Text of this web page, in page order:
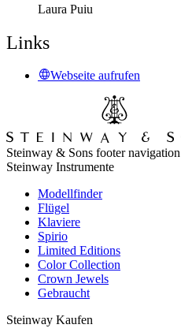
Laura Puiu
Links
Webseite aufrufen
Steinway & Sons footer navigation
Steinway Instrumente
Modellfinder
Flügel
Klaviere
Spirio
Limited Editions
Color Collection
Crown Jewels
Gebraucht
Steinway Kaufen